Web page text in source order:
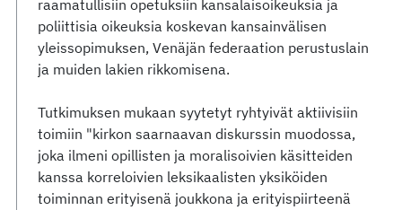
raamatullisiin opetuksiin kansalaisoikeuksia ja
poliittisia oikeuksia koskevan kansainvälisen
yleissopimuksen, Venäjän federaation perustuslain
ja muiden lakien rikkomisena.
Tutkimuksen mukaan syytetyt ryhtyivät aktiivisiin
toimiin "kirkon saarnaavan diskurssin muodossa,
joka ilmeni opillisten ja moralisoivien käsitteiden
kanssa korreloivien leksikaalisten yksiköiden
toiminnan erityisenä joukkona ja erityispiirteenä